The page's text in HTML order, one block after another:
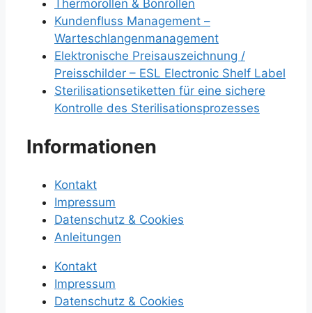
Thermorollen & Bonrollen
Kundenfluss Management –
Warteschlangenmanagement
Elektronische Preisauszeichnung /
Preisschilder – ESL Electronic Shelf Label
Sterilisationsetiketten für eine sichere
Kontrolle des Sterilisationsprozesses
Informationen
Kontakt
Impressum
Datenschutz & Cookies
Anleitungen
Kontakt
Impressum
Datenschutz & Cookies